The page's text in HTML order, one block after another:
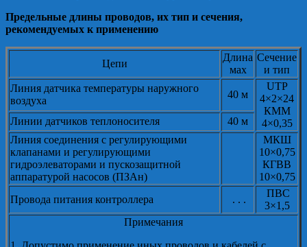
Предельные длины проводов, их тип и сечения,
рекомендуемых к применению
Цепи
Длина
мах
Сечение
и тип
Линия датчика температуры наружного
воздуха
40 м
UTP
4×2×24
КММ
4×0,35
Линии датчиков теплоносителя
40 м
Линия соединения с регулирующими
клапанами и регулирующими
гидроэлеваторами и пускозащитной
аппаратурой насосов (ПЗАн)
МКШ
10×0,75
КГВВ
10×0,75
Провода питания контроллера
. . .
ПВС
3×1,5
Примечания